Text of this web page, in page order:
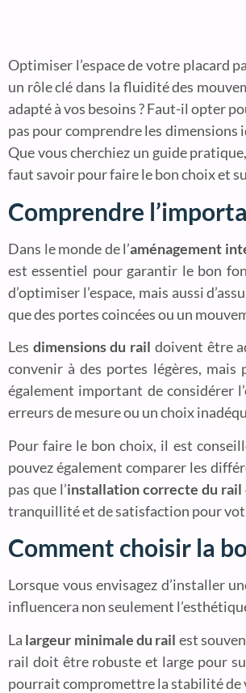
Optimiser l’espace de votre placard
un rôle clé dans la fluidité des
adapté à vos besoins ? Faut-il opter
pas pour comprendre les
Que vous cherchiez un guide
faut savoir pour faire le bon choix et
Comprendre
Dans le monde de l’aménagement
est essentiel pour garantir le bon
d’optimiser l’espace, mais aussi
que des portes coincées ou un
Les dimensions du rail doivent être
convenir à des portes légères,
également important de considérer
erreurs de mesure ou un choix
Pour faire le bon choix, il est
pouvez également comparer les
pas que l’installation correcte du rail
tranquillité et de satisfaction pour
Comment choisir la
Lorsque vous envisagez d’installer
influencera non seulement
La largeur minimale du rail est
rail doit être robuste et large pour
pourrait compromettre la stabilité de